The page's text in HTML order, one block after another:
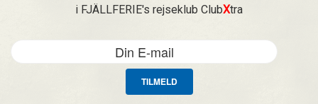
i FJÄLLFERIE's rejseklub ClubXtra
TILMELD